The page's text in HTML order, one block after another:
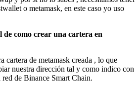
o metamask, en este caso yo uso
como crear una cartera en
cartera de metamask creada , lo que
nuestra dirección tal y como indico con
de Binance Smart Chain.